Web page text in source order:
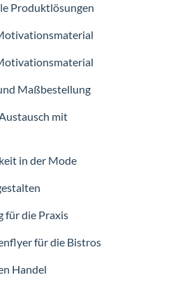
Produktlösungen
Maßbestellung
mit
in der Mode
für die Praxis
für die Bistros
Handel